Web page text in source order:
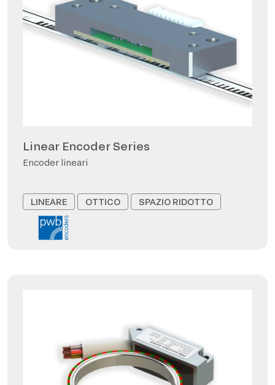
Linear Encoder Series
Encoder lineari
LINEARE OTTICO SPAZIO RIDOTTO